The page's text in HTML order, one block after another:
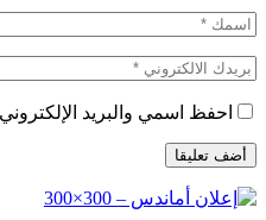
احفظ اسمي والبريد